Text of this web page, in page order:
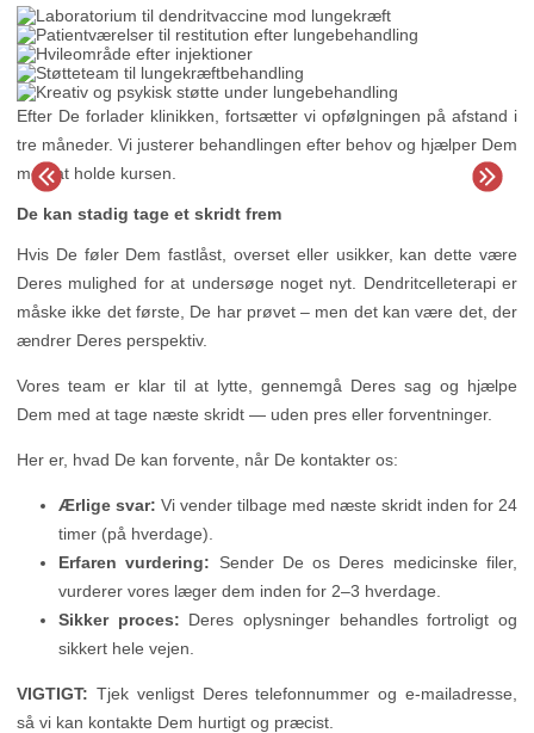
Efter De forlader klinikken, fortsætter vi opfølgningen på afstand i
tre måneder. Vi justerer behandlingen efter behov og hjælper Dem
med at holde kursen.
De kan stadig tage et skridt frem
Hvis De føler Dem fastlåst, overset eller usikker, kan dette være
Deres mulighed for at undersøge noget nyt. Dendritcelleterapi er
måske ikke det første, De har prøvet – men det kan være det, der
ændrer Deres perspektiv.
Vores team er klar til at lytte, gennemgå Deres sag og hjælpe
Dem med at tage næste skridt — uden pres eller forventninger.
Her er, hvad De kan forvente, når De kontakter os:
Ærlige svar: Vi vender tilbage med næste skridt inden for 24
timer (på hverdage).
Erfaren vurdering: Sender De os Deres medicinske filer,
vurderer vores læger dem inden for 2–3 hverdage.
Sikker proces: Deres oplysninger behandles fortroligt og
sikkert hele vejen.
VIGTIGT: Tjek venligst Deres telefonnummer og e-mailadresse,
så vi kan kontakte Dem hurtigt og præcist.